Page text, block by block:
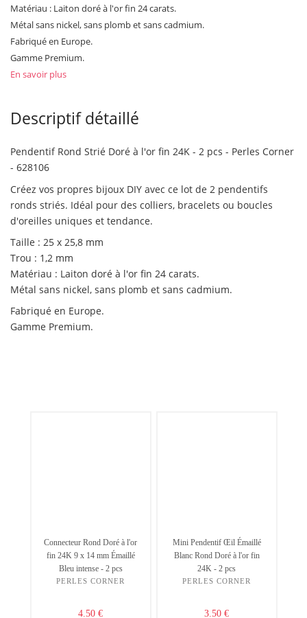
Matériau : Laiton doré à l'or fin 24 carats.
Métal sans nickel, sans plomb et sans cadmium.
Fabriqué en Europe.
Gamme Premium.
En savoir plus
Descriptif détaillé
Pendentif Rond Strié Doré à l'or fin 24K - 2 pcs - Perles Corner
- 628106
Créez vos propres bijoux DIY avec ce lot de 2 pendentifs
ronds striés. Idéal pour des colliers, bracelets ou boucles
d'oreilles uniques et tendance.
Taille : 25 x 25,8 mm
Trou : 1,2 mm
Matériau : Laiton doré à l'or fin 24 carats.
Métal sans nickel, sans plomb et sans cadmium.
Fabriqué en Europe.
Gamme Premium.
Connecteur Rond Doré à l'or
fin 24K 9 x 14 mm Émaillé
Bleu intense - 2 pcs
PERLES CORNER
4.50 €
Mini Pendentif Œil Émaillé
Blanc Rond Doré à l'or fin
24K - 2 pcs
PERLES CORNER
3.50 €